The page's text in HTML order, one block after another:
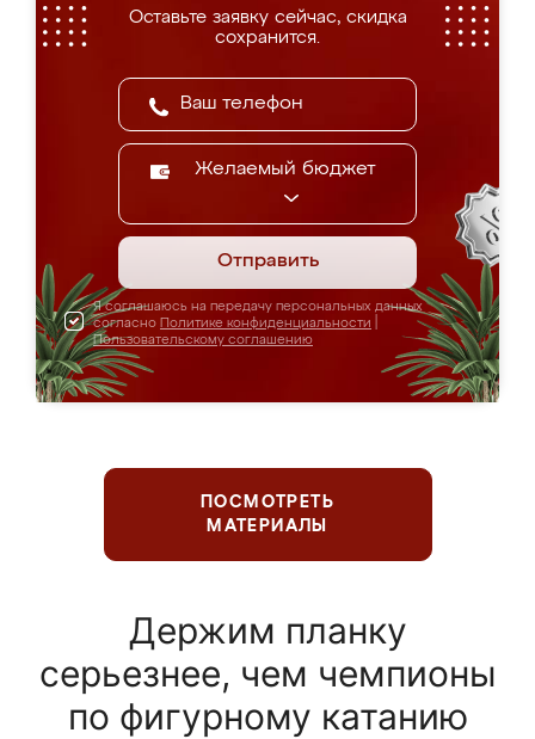
Оставьте заявку сейчас, скидка
сохранится.
Желаемый бюджет
Отправить
Я соглашаюсь на передачу персональных данных
согласно Политике конфиденциальности
Пользовательскому соглашению
ПОСМОТРЕТЬ
МАТЕРИАЛЫ
Держим планку
серьезнее, чем чемпионы
по фигурному катанию